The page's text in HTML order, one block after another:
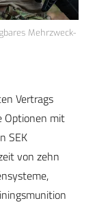
Mehrzweck-
Vertrags
Optionen mit
SEK
von zehn